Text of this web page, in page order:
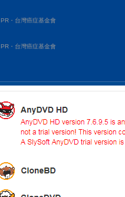
PR・台灣癌症基金會
PR・台灣癌症基金會